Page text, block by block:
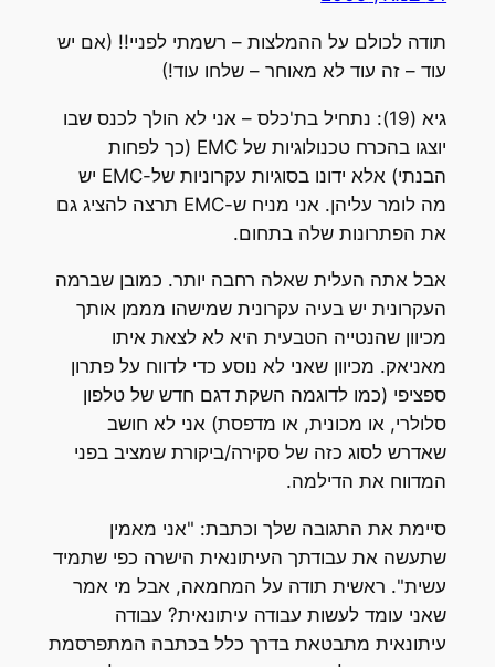
תודה לכולם על ההמלצות – רשמתי לפניי!! (אם יש
עוד – זה עוד לא מאוחר – שלחו עוד!)
גיא (19): נתחיל בת'כלס – אני לא הולך לכנס שבו
יוצגו בהכרח טכנולוגיות של EMC (כך לפחות
הבנתי) אלא ידונו בסוגיות עקרוניות של-EMC יש
מה לומר עליהן. אני מניח ש-EMC תרצה להציג גם
את הפתרונות שלה בתחום.
אבל אתה העלית שאלה רחבה יותר. כמובן שברמה
העקרונית יש בעיה עקרונית שמישהו מממן אותך
מכיוון שהנטייה הטבעית היא לא לצאת איתו
מאניאק. מכיוון שאני לא נוסע כדי לדווח על פתרון
ספציפי (כמו לדוגמה השקת דגם חדש של טלפון
סלולרי, או מכונית, או מדפסת) אני לא חושב
שאדרש לסוג כזה של סקירה/ביקורת שמציב בפני
המדווח את הדילמה.
סיימת את התגובה שלך וכתבת: "אני מאמין
שתעשה את עבודתך העיתונאית הישרה כפי שתמיד
עשית". ראשית תודה על המחמאה, אבל מי אמר
שאני עומד לעשות עבודה עיתונאית? עבודה
עיתונאית מתבטאת בדרך כלל בכתבה המתפרסמת